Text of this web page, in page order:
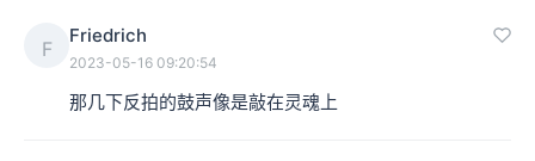
F
Friedrich
2023-05-16 09:20:54
那几下反拍的鼓声像是敲在灵魂上